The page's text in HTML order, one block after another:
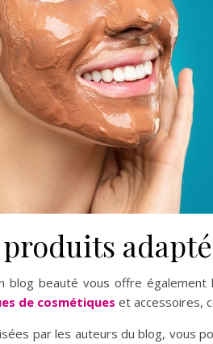
beauté vous offre
de cosmétiques et accessoires,
par les auteurs du blog, vous